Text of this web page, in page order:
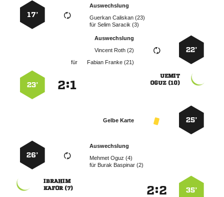
Auswechslung
  
für  
17’
22’
Auswechslung
  
für
  

 
:
23’
25’
Gelbe Karte
Auswechslung
  
für   
26’
35’
:

 